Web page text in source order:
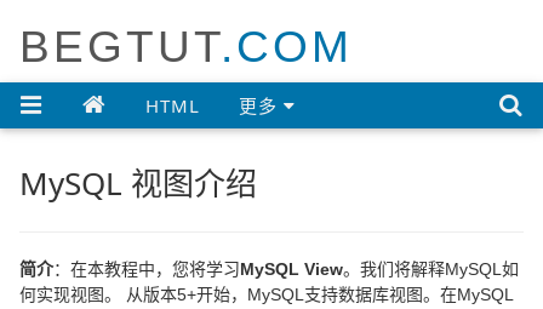
BEGTUT.COM
HTML 更多 
MySQL 视图介绍
简介：在本教程中，您将学习MySQL View。我们将解释MySQL如
何实现视图。 从版本5+开始，MySQL支持数据库视图。在MySQL